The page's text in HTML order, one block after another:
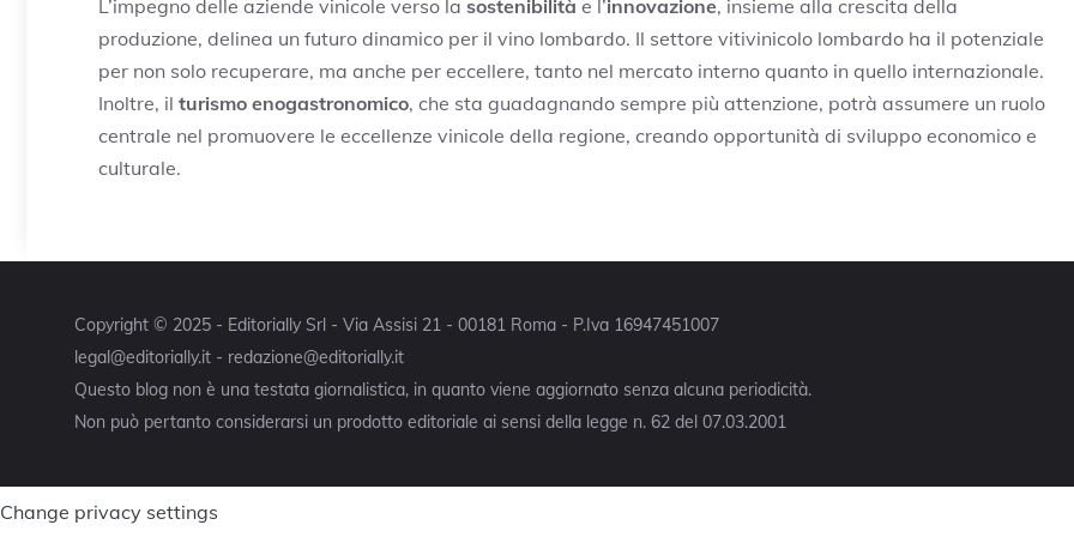
L’impegno delle aziende vinicole verso la sostenibilità e l’innovazione, insieme alla crescita della
produzione, delinea un futuro dinamico per il vino lombardo. Il settore vitivinicolo lombardo ha il potenziale
per non solo recuperare, ma anche per eccellere, tanto nel mercato interno quanto in quello internazionale.
Inoltre, il turismo enogastronomico, che sta guadagnando sempre più attenzione, potrà assumere un ruolo
centrale nel promuovere le eccellenze vinicole della regione, creando opportunità di sviluppo economico e
culturale.
Copyright © 2025 - Editorially Srl - Via Assisi 21 - 00181 Roma - P.Iva 16947451007
legal@editorially.it - redazione@editorially.it
Questo blog non è una testata giornalistica, in quanto viene aggiornato senza alcuna periodicità.
Non può pertanto considerarsi un prodotto editoriale ai sensi della legge n. 62 del 07.03.2001
Change privacy settings